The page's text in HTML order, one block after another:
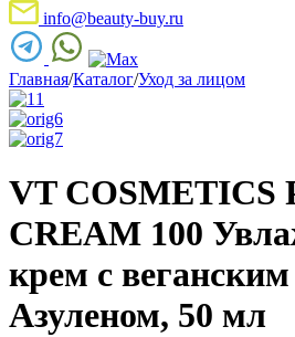
info@beauty-buy.ru
Главная/Каталог/Уход за лицом
VT COSMETICS
CREAM 100
крем с
Азуленом, 50 мл